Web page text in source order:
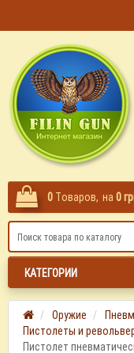
0 Tоваров, на 0
КАТЕГОРИИ
Оружие
Пистолеты и
Пистолет